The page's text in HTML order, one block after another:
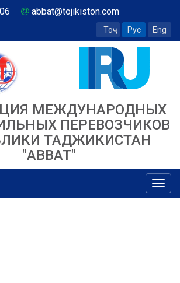
abbat@tojikiston.com
Тоҷ Рус Eng
МЕЖДУНАРОДНЫХ
ПЕРЕВОЗЧИКОВ
ТАДЖИКИСТАН
"ABBAT"